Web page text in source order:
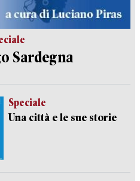
Sardegna
Speciale
Una città e le sue storie